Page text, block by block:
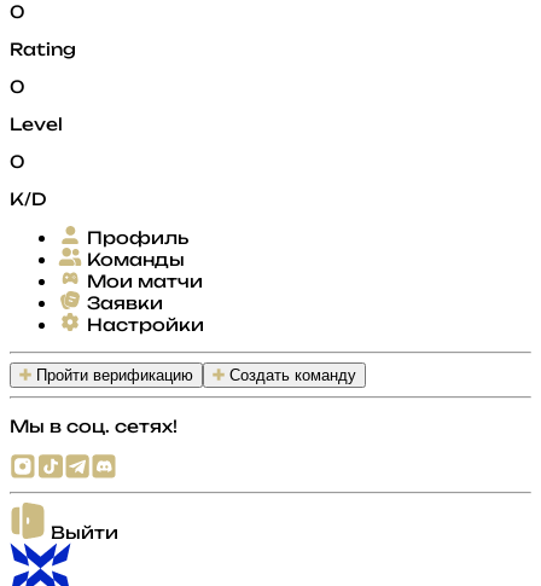
0
Rating
0
Level
0
K/D
Профиль
Команды
Мои матчи
Заявки
Настройки
Пройти верификацию Создать команду
Мы в соц. сетях!
Выйти